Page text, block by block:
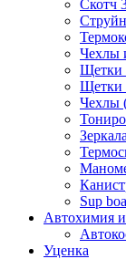
Скотч
Чехлы
Щетки
Щетки
Чехлы
Зеркалa
Sup
Автохимия и
Уценка